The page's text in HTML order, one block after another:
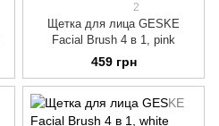
2
Щетка для лица GESKE
Facial Brush 4 в 1, pink
459 грн